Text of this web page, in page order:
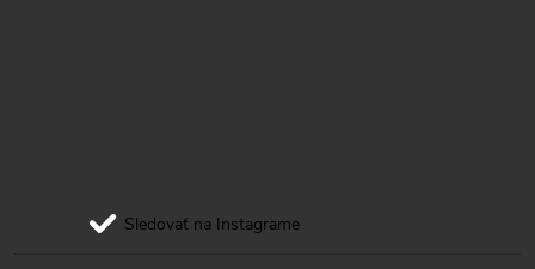
Sledovať na Instagrame